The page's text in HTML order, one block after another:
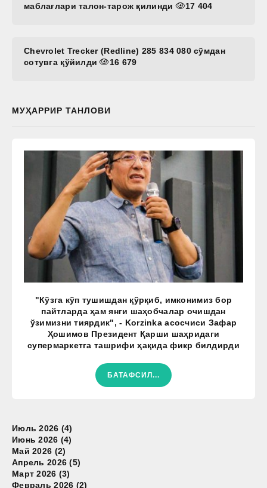
маблағлари талон-тарож қилинди
17 404
Chevrolet Trecker (Redline) 285 834 080 сўмдан
сотувга қўйилди
16 679
МУҲАРРИР ТАНЛОВИ
"Кўзга кўп тушишдан қўрқиб, имконимиз бор
пайтларда ҳам янги шаҳобчалар очишдан
ўзимизни тиярдик", - Korzinka асосчиси Зафар
Ҳошимов Президент Қарши шаҳридаги
супермаркетга ташрифи ҳақида фикр билдирди
БАТАФСИЛ...
Июль 2026 (4)
Июнь 2026 (4)
Май 2026 (2)
Апрель 2026 (5)
Март 2026 (3)
Февраль 2026 (2)